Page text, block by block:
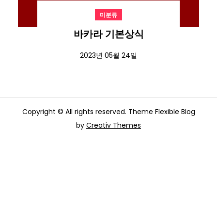
미분류
바카라 기본상식
2023년 05월 24일
Copyright © All rights reserved. Theme Flexible Blog
by Creativ Themes